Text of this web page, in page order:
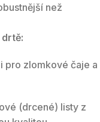
než
pro zlomkové čaje a
(drcené) listy z